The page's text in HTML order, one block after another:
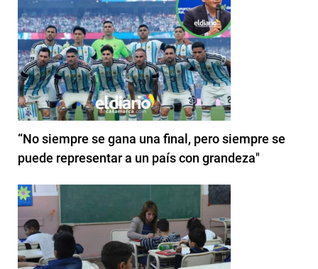
“No siempre se gana una final, pero siempre se
puede representar a un país con grandeza"